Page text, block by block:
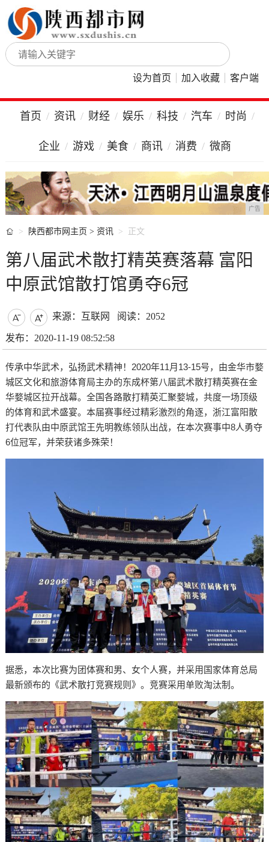
设为首页 加入收藏 客户端
首页 资讯 财经 娱乐 科技 汽车 时尚
企业 游戏 美食 商讯 消费 微商
广告
 陕西都市网主页 > 资讯 正文
第八届武术散打精英赛落幕 富阳
中原武馆散打馆勇夺6冠
  来源：互联网 阅读：2052
发布：2020-11-19 08:52:58
传承中华武术，弘扬武术精神！2020年11月13-15号，由金华市婺
城区文化和旅游体育局主办的东成杯第八届武术散打精英赛在金
华婺城区拉开战幕。全国各路散打精英汇聚婺城，共度一场顶级
的体育和武术盛宴。本届赛事经过精彩激烈的角逐，浙江富阳散
打代表队由中原武馆王先明教练领队出战，在本次赛事中8人勇夺
6位冠军，并荣获诸多殊荣！
据悉，本次比赛为团体赛和男、女个人赛，并采用国家体育总局
最新颁布的《武术散打竞赛规则》。竞赛采用单败淘汰制。